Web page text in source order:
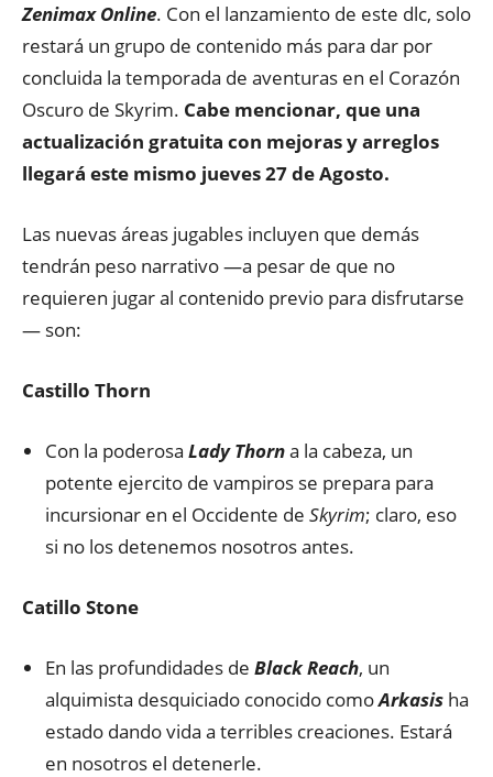
Zenimax Online. Con el lanzamiento de este dlc, solo
restará un grupo de contenido más para dar por
concluida la temporada de aventuras en el Corazón
Oscuro de Skyrim. Cabe mencionar, que una
actualización gratuita con mejoras y arreglos
llegará este mismo jueves 27 de Agosto.
Las nuevas áreas jugables incluyen que demás
tendrán peso narrativo —a pesar de que no
requieren jugar al contenido previo para disfrutarse
— son:
Castillo Thorn
Con la poderosa Lady Thorna la cabeza, un
potente ejercito de vampiros se prepara para
incursionar en el Occidente de Skyrim; claro, eso
si no los detenemos nosotros antes.
Catillo Stone
En las profundidades de Black Reach, un
alquimista desquiciado conocido comoArkasis ha
estado dando vida a terribles creaciones. Estará
en nosotros el detenerle.